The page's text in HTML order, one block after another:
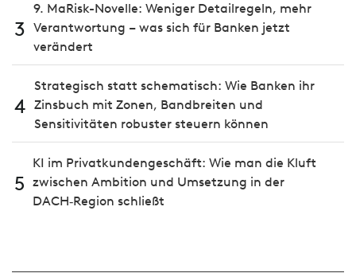
3
9. MaRisk-Novelle: Weniger Detailregeln, mehr
Verantwortung – was sich für Banken jetzt
verändert
4
Strategisch statt schematisch: Wie Banken ihr
Zinsbuch mit Zonen, Bandbreiten und
Sensitivitäten robuster steuern können
5
KI im Privatkundengeschäft: Wie man die Kluft
zwischen Ambition und Umsetzung in der
DACH‑Region schließt